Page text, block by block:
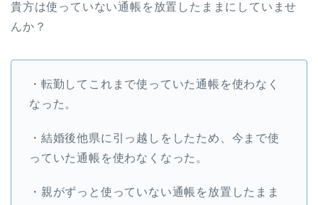
貴方は使っていない通帳を放置したままにしていませ
んか？
・転勤してこれまで使っていた通帳を使わなく
なった。
・結婚後他県に引っ越しをしたため、今まで使
っていた通帳を使わなくなった。
・親がずっと使っていない通帳を放置したまま